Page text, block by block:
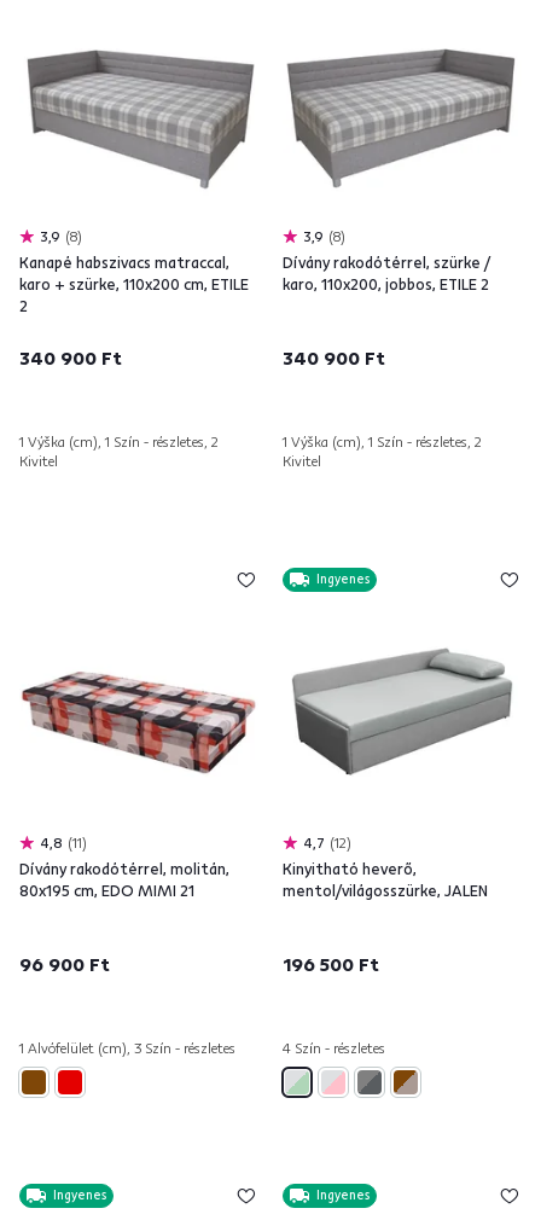
3,9 8
Kanapé habszivacs matraccal,
karo + szürke, 110x200 cm, ETILE
2
340 900 Ft
1 Výška (cm), 1 Szín - részletes, 2
Kivitel
3,9 8
Dívány rakodótérrel, szürke /
karo, 110x200, jobbos, ETILE 2
340 900 Ft
1 Výška (cm), 1 Szín - részletes, 2
Kivitel
4,8 11
Dívány rakodótérrel, molitán,
80x195 cm, EDO MIMI 21
96 900 Ft
1 Alvófelület (cm), 3 Szín - részletes
Ingyenes
4,7 12
Kinyitható heverő,
mentol/világosszürke, JALEN
196 500 Ft
4 Szín - részletes
Ingyenes Ingyenes